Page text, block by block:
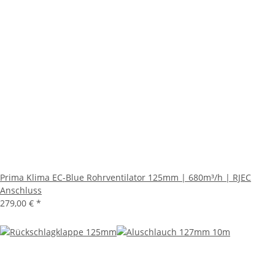
Prima Klima EC-Blue Rohrventilator 125mm | 680m³/h | RJEC
Anschluss
279,00 € *